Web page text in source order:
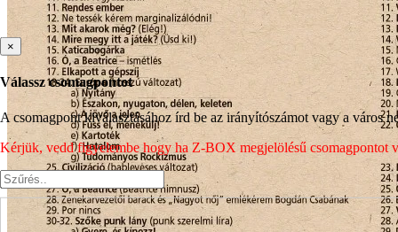
×
Válassz csomagpontot
A csomagpont kiválasztásához írd be az irányítószámot vagy a város
Kérjük, vedd figyelembe hogy ha Z-BOX megjelölésű csomagpontot